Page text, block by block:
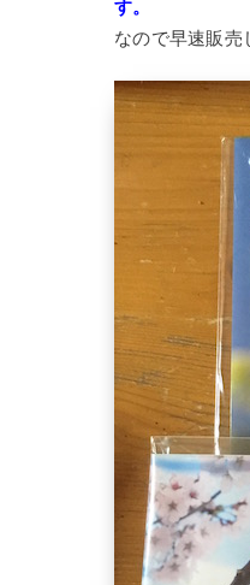
す。
なので早速販売